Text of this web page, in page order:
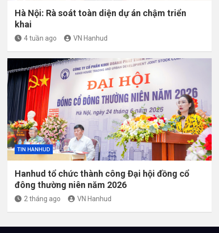
Hà Nội: Rà soát toàn diện dự án chậm triển
khai
4 tuần ago VN Hanhud
TIN HANHUD
Hanhud tổ chức thành công Đại hội đồng cổ
đông thường niên năm 2026
2 tháng ago VN Hanhud